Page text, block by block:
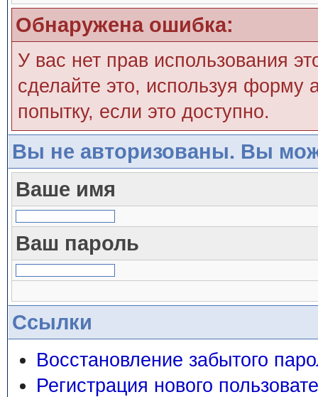
Обнаружена ошибка:
У вас нет прав использования
сделайте это, используя форму
попытку, если это доступно.
Вы не авторизованы. Вы
Ваше имя
Ваш пароль
Ссылки
Восстановление забытого
Регистрация нового